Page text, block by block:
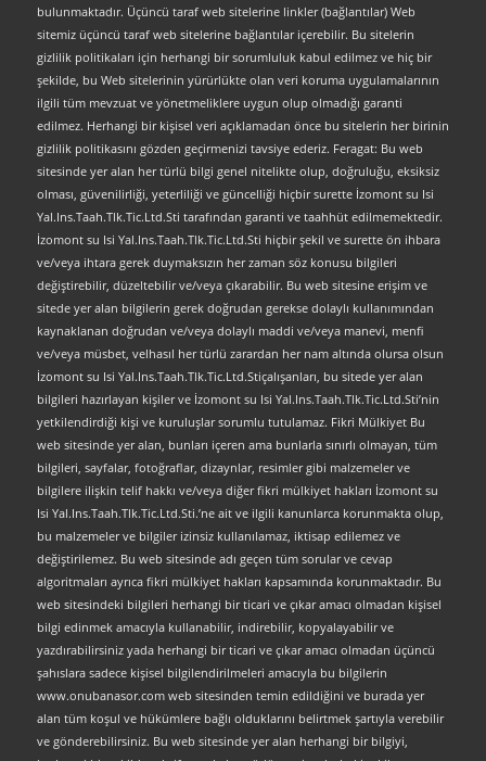
bulunmaktadır. Üçüncü taraf web sitelerine linkler (bağlantılar) Web
sitemiz üçüncü taraf web sitelerine bağlantılar içerebilir. Bu sitelerin
gizlilik politikaları için herhangi bir sorumluluk kabul edilmez ve hiç bir
şekilde, bu Web sitelerinin yürürlükte olan veri koruma uygulamalarının
ilgili tüm mevzuat ve yönetmeliklere uygun olup olmadığı garanti
edilmez. Herhangi bir kişisel veri açıklamadan önce bu sitelerin her birinin
gizlilik politikasını gözden geçirmenizi tavsiye ederiz. Feragat: Bu web
sitesinde yer alan her türlü bilgi genel nitelikte olup, doğruluğu, eksiksiz
olması, güvenilirliği, yeterliliği ve güncelliği hiçbir surette İzomont su Isi
Yal.Ins.Taah.Tlk.Tic.Ltd.Sti tarafından garanti ve taahhüt edilmemektedir.
İzomont su Isi Yal.Ins.Taah.Tlk.Tic.Ltd.Sti hiçbir şekil ve surette ön ihbara
ve/veya ihtara gerek duymaksızın her zaman söz konusu bilgileri
değiştirebilir, düzeltebilir ve/veya çıkarabilir. Bu web sitesine erişim ve
sitede yer alan bilgilerin gerek doğrudan gerekse dolaylı kullanımından
kaynaklanan doğrudan ve/veya dolaylı maddi ve/veya manevi, menfi
ve/veya müsbet, velhasıl her türlü zarardan her nam altında olursa olsun
İzomont su Isi Yal.Ins.Taah.Tlk.Tic.Ltd.Stiçalışanları, bu sitede yer alan
bilgileri hazırlayan kişiler ve İzomont su Isi Yal.Ins.Taah.Tlk.Tic.Ltd.Sti’nin
yetkilendirdiği kişi ve kuruluşlar sorumlu tutulamaz. Fikri Mülkiyet Bu
web sitesinde yer alan, bunları içeren ama bunlarla sınırlı olmayan, tüm
bilgileri, sayfalar, fotoğraflar, dizaynlar, resimler gibi malzemeler ve
bilgilere ilişkin telif hakkı ve/veya diğer fikri mülkiyet hakları İzomont su
Isi Yal.Ins.Taah.Tlk.Tic.Ltd.Sti.’ne ait ve ilgili kanunlarca korunmakta olup,
bu malzemeler ve bilgiler izinsiz kullanılamaz, iktisap edilemez ve
değiştirilemez. Bu web sitesinde adı geçen tüm sorular ve cevap
algoritmaları ayrıca fikri mülkiyet hakları kapsamında korunmaktadır. Bu
web sitesindeki bilgileri herhangi bir ticari ve çıkar amacı olmadan kişisel
bilgi edinmek amacıyla kullanabilir, indirebilir, kopyalayabilir ve
yazdırabilirsiniz yada herhangi bir ticari ve çıkar amacı olmadan üçüncü
şahıslara sadece kişisel bilgilendirilmeleri amacıyla bu bilgilerin
www.onubanasor.com web sitesinden temin edildiğini ve burada yer
alan tüm koşul ve hükümlere bağlı olduklarını belirtmek şartıyla verebilir
ve gönderebilirsiniz. Bu web sitesinde yer alan herhangi bir bilgiyi,